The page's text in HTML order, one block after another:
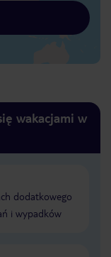
wakacjami w
dodatkowego
i wypadków